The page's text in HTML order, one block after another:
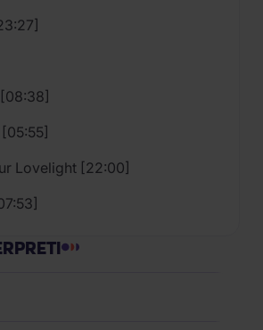
[08:38]
Lovelight [22:00]